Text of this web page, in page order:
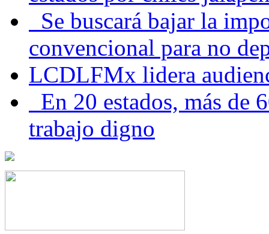
Se buscará bajar la
convencional para no
LCDLFMx lidera
En 20 estados, más de
trabajo digno